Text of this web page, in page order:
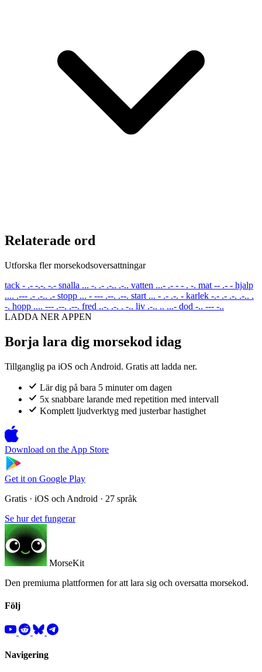
Relaterade ord
Utforska fler morsekodsoversattningar
tack - .- -.-. -.- snalla ... -. .- .-.. .-.. vatten ...- .- - - . -. mat -- .- - hjalp
.... .--- .- .-.. .- stopp ... - --- .--. .--. start ... - .- .-. - karlek -.- .- .-. .-.. .
-. hopp .... --- .--. .--. fred ..-. .-. . -.. liv .-.. .. ...- dod -.. --- -..
LADDA NER APPEN
Borja lara dig morsekod idag
Tillganglig pa iOS och Android. Gratis att ladda ner.
Lär dig på bara 5 minuter om dagen
5x snabbare larande med repetition med intervall
Komplett ljudverktyg med justerbar hastighet
Download on the App Store
Get it on Google Play
Gratis · iOS och Android · 27 språk
Se hur det fungerar
MorseKit
Den premiuma plattformen for att lara sig och oversatta morsekod.
Följ
Navigering